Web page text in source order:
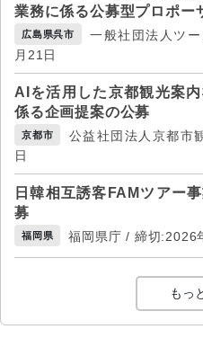
業務に係る公募型プロポー
広島県呉市
一般社団法人ツ
月21日
AIを活用した京都観光案
係る企画提案の公募
京都市
公益社団法人京都市
日
日韓相互誘客FAMツアー
募
福岡県 福岡県庁 / 締切:2026
もっ